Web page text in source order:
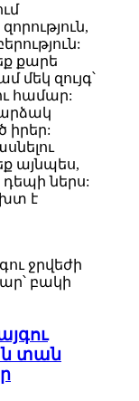
քարե
մեկ զույգ՝
համար:
իրեր:
այնպես,
դեպի ներս:
է
տան